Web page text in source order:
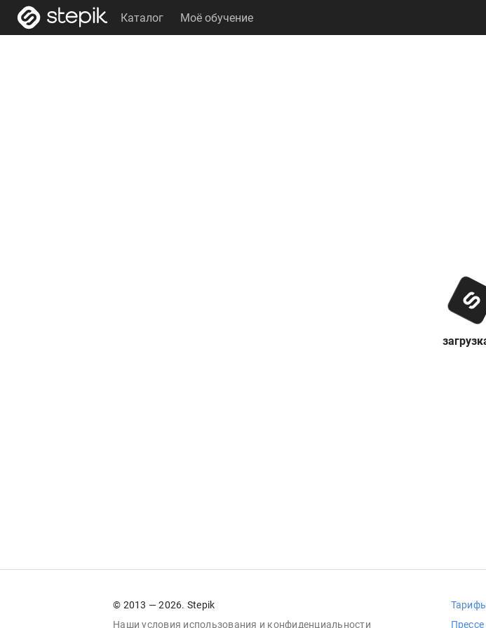
Каталог Моё обучение
© 2013 — 2026. Stepik
Наши условия использования и конфиденциальности
Прессе